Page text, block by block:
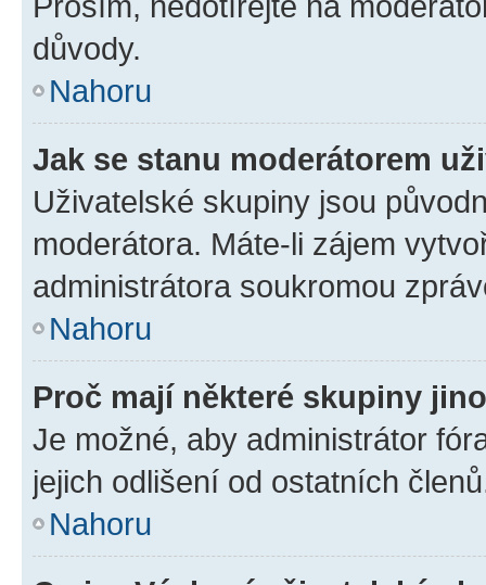
důvody.
Nahoru
Jak se stanu moderátorem
Uživatelské skupiny jsou
moderátora. Máte-li zájem
administrátora soukromou
Nahoru
Proč mají některé skupiny
Je možné, aby administrátor
jejich odlišení od ostatních
Nahoru